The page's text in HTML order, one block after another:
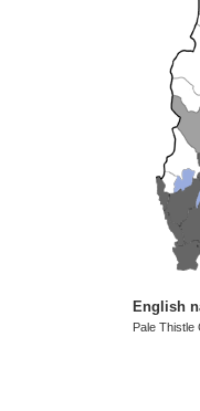
English
Pale Thistle